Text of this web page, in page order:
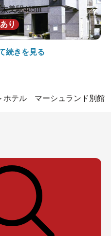
美駅485m
り
続きを見る
ホテル マーシュランド別館